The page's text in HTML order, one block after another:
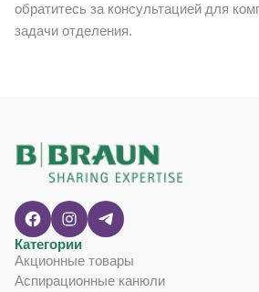
обратитесь за консультацией для
задачи отделения.
Категории
Акционные товары
Аспирационные канюли